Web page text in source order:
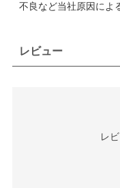
不良など当社原因によ
レビュー
レ